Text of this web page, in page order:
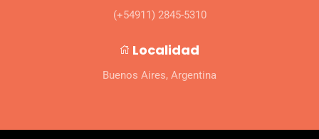
(+54911) 2845-5310
Localidad
Buenos Aires, Argentina